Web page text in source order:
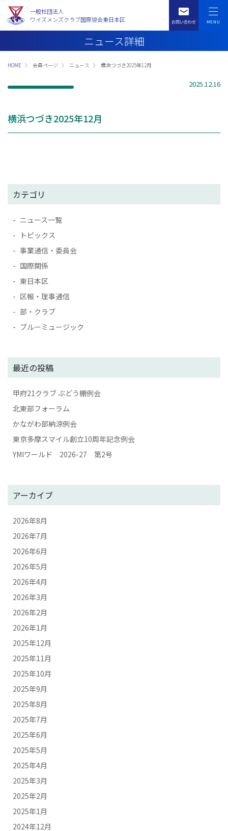
一般社団法人
ワイズメンズクラブ国際協会東日本区
ニュース詳細
HOME 会員ページ ニュース 横浜つづき2025年12月
2025.12.16
横浜つづき2025年12月
カテゴリ
ニュース一覧
トピックス
事業通信・委員会
国際関係
東日本区
区報・理事通信
部・クラブ
ブルーミュージック
最近の投稿
甲府21クラブ ぶどう棚例会
北東部フォーラム
かながわ部納涼例会
東京多摩スマイル創立10周年記念例会
YMIワールド 2026-27 第2号
アーカイブ
2026年8月
2026年7月
2026年6月
2026年5月
2026年4月
2026年3月
2026年2月
2026年1月
2025年12月
2025年11月
2025年10月
2025年9月
2025年8月
2025年7月
2025年6月
2025年5月
2025年4月
2025年3月
2025年2月
2025年1月
2024年12月